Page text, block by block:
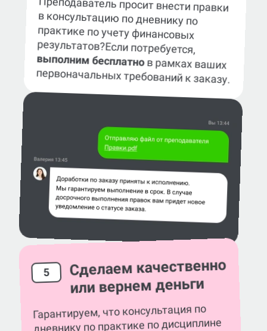
Преподаватель просит внести правки
в консультацию по дневнику по
практике по учету финансовых
результатов?Если потребуется,
выполним бесплатнов рамках ваших
первоначальных требований к заказу.
5 Сделаем качественно
или вернем деньги
Гарантируем, что консультация по
дневнику по практике по дисциплине